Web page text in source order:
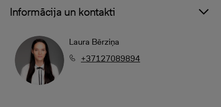
Informācija un kontakti
Laura Bērziņa
+37127089894